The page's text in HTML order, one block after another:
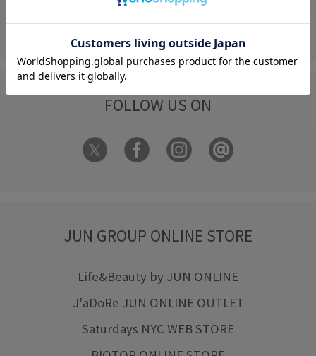
FAQ
お問い合わせ
フォーム
FOLLOW US ON
JUN GROUP ONLINE STORE
Life&Beauty by JUN ONLINE
J'aDoRe JUN ONLINE OUTLET
Saturdays NYC WEB STORE